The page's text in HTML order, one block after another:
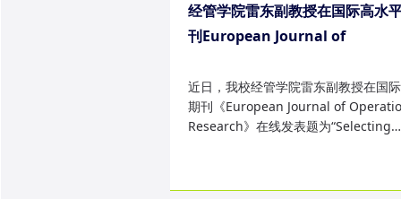
经管学院雷东副教授在国际高水
刊European Journal of
果
近日，我校经管学院雷东副教授在国
期刊《European Journal of
Research》在线发表题为“Selecting